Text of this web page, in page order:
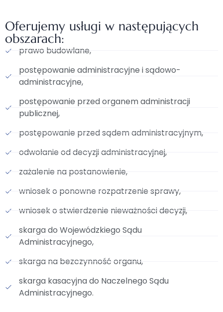
Oferujemy usługi w następujących
obszarach:
prawo budowlane,
postępowanie administracyjne i sądowo-
administracyjne,
postępowanie przed organem administracji
publicznej,
postępowanie przed sądem administracyjnym,
odwołanie od decyzji administracyjnej,
zażalenie na postanowienie,
wniosek o ponowne rozpatrzenie sprawy,
wniosek o stwierdzenie nieważności decyzji,
skarga do Wojewódzkiego Sądu
Administracyjnego,
skarga na bezczynność organu,
skarga kasacyjna do Naczelnego Sądu
Administracyjnego.